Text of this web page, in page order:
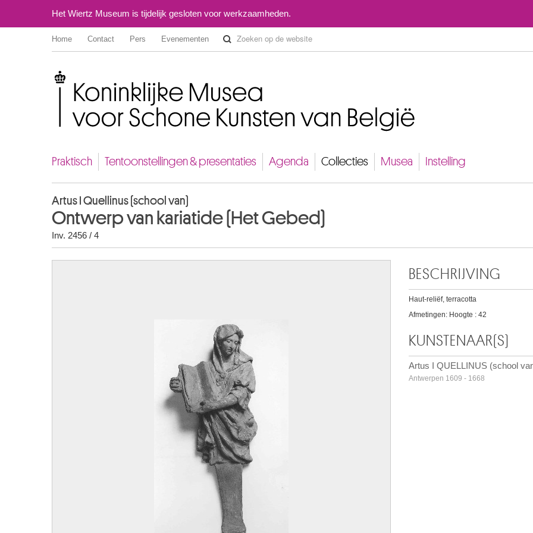
Het Wiertz Museum is tijdelijk gesloten voor werkzaamheden.
Home Contact Pers Evenementen
Praktisch Tentoonstellingen & presentaties Agenda Collecties Musea Instelling
Artus I Quellinus (school van)
Ontwerp van kariatide (Het Gebed)
Inv. 2456 / 4
BESCHRIJVING
Haut-reliëf, terracotta
Afmetingen: Hoogte : 42
KUNSTENAAR(S)
Artus I QUELLINUS (school
Antwerpen 1609 - 1668